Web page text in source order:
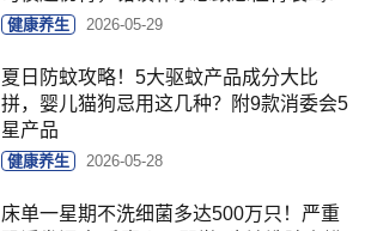
健康养生 2026-05-29
夏日防蚊攻略！5大驱蚊产品成分大比
拼，婴儿猫狗忌用这几种？附9款消委会5
星产品
健康养生 2026-05-28
床单一星期不洗细菌多达500万只！严重